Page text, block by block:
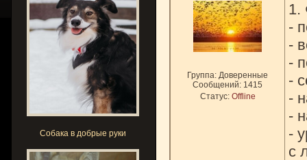
Собака в добрые руки
Группа: Доверенные
Сообщений: 1415
Статус: Offline
1.
-
-
-
-
-
-
-
с